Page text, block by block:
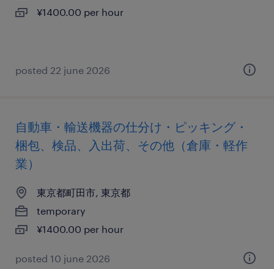
¥1400.00 per hour
posted 22 june 2026
自動車・輸送機器の仕分け・ピッキング・
梱包、検品、入出荷、その他（倉庫・軽作
業）
東京都町田市, 東京都
temporary
¥1400.00 per hour
posted 10 june 2026